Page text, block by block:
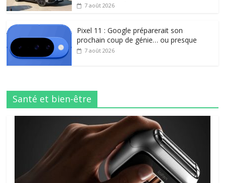
7 août 2026
Pixel 11 : Google préparerait son
prochain coup de génie… ou presque
7 août 2026
Santé et bien-être